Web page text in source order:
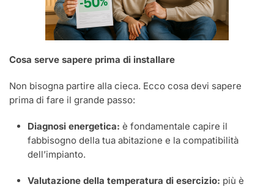
Cosa serve sapere prima di installare
Non bisogna partire alla cieca. Ecco cosa devi sapere
prima di fare il grande passo:
Diagnosi energetica: è fondamentale capire il
fabbisogno della tua abitazione e la compatibilità
dell’impianto.
Valutazione della temperatura di esercizio: più è